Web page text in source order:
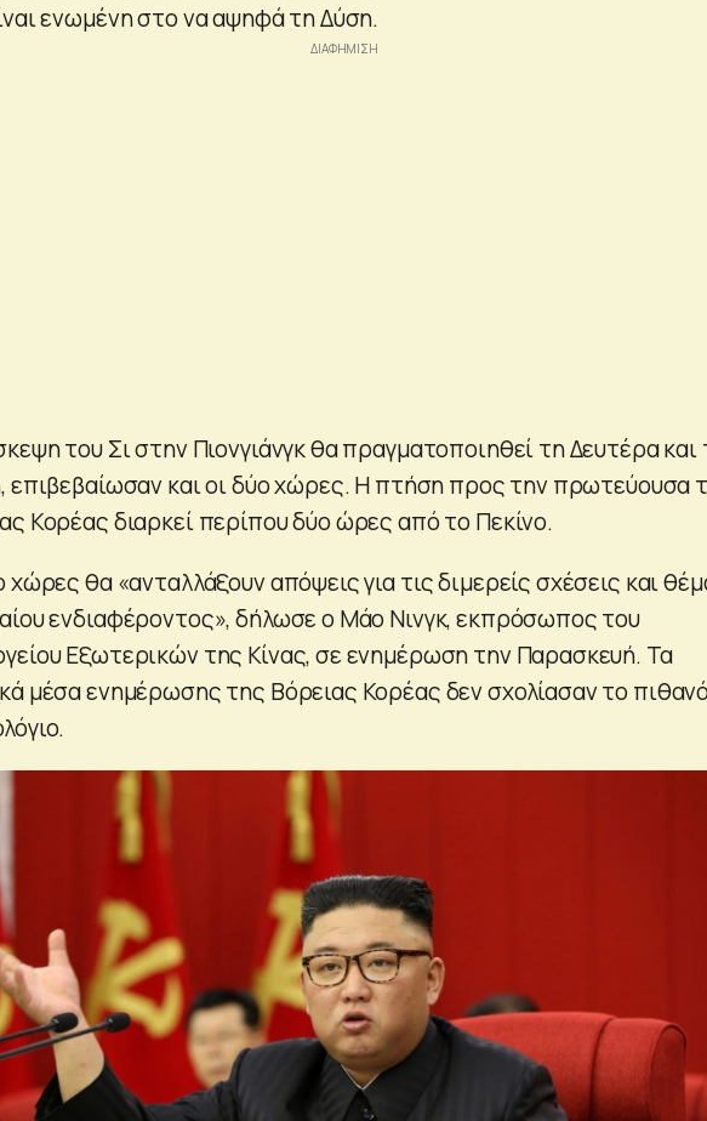
ενωμένη στο να αψηφά τη Δύση.
του Σι στην Πιονγιάνγκ θα πραγματοποιηθεί τη Δευτέρα και
επιβεβαίωσαν και οι δύο χώρες. Η πτήση προς την πρωτεύουσα
Κορέας διαρκεί περίπου δύο ώρες από το Πεκίνο.
χώρες θα «ανταλλάξουν απόψεις για τις διμερείς σχέσεις και
ενδιαφέροντος», δήλωσε ο Μάο Νινγκ, εκπρόσωπος του
Εξωτερικών της Κίνας, σε ενημέρωση την Παρασκευή. Τα
μέσα ενημέρωσης της Βόρειας Κορέας δεν σχολίασαν το